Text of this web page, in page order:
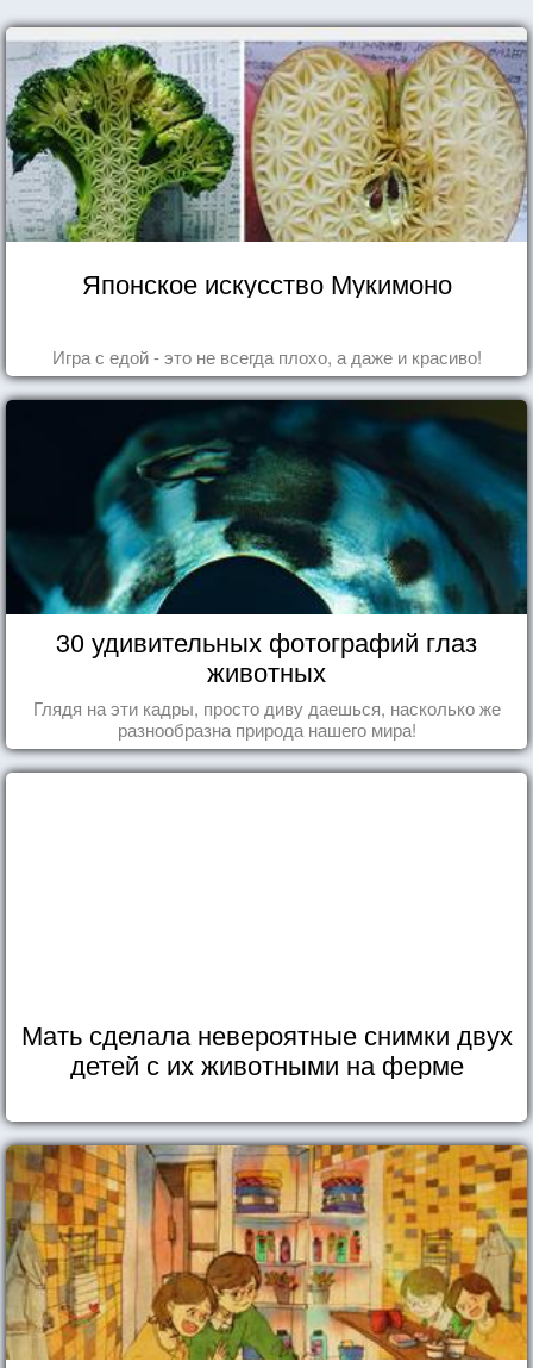
Японское искусство Мукимоно
Игра с едой - это не всегда плохо, а даже и красиво!
30 удивительных фотографий глаз
животных
Глядя на эти кадры, просто диву даешься, насколько же
разнообразна природа нашего мира!
Мать сделала невероятные снимки двух
детей с их животными на ферме